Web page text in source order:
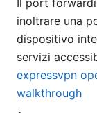
Il port
inoltrare una
dispositivo
servizi
expressvpn
walkthrough